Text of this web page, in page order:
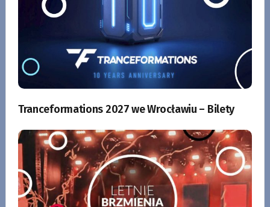
Tranceformations 2027 we Wrocławiu – Bilety